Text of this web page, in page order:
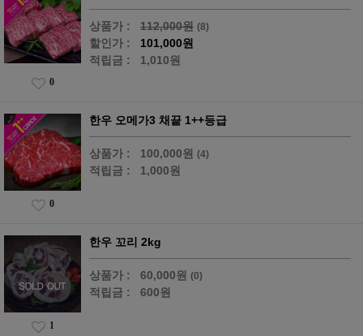
상품가 : 112,000원 (8)
할인가 :
101,000원
적립금 :
1,010원
0
한우 오메가3 채끝 1++등급
상품가 : 100,000원 (4)
적립금 : 1,000원
0
한우 꼬리 2kg
상품가 : 60,000원 (0)
적립금 : 600원
1